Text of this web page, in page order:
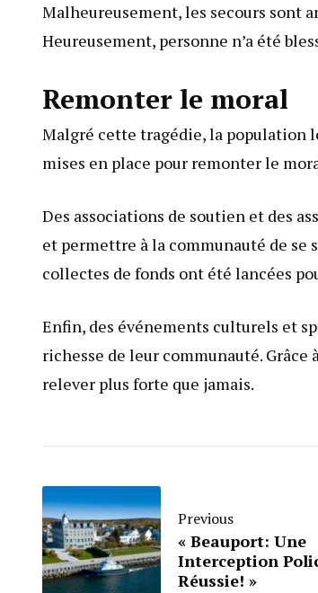
Malheureusement, les secours sont
Heureusement, personne n’a été
Remonter le moral
Malgré cette tragédie, la population
mises en place pour remonter le
Des associations de soutien et des
et permettre à la communauté de se
collectes de fonds ont été lancées
Enfin, des événements culturels et
richesse de leur communauté.
relever plus forte que jamais.
Previous
« Beauport: Une
Interception
Réussie! »